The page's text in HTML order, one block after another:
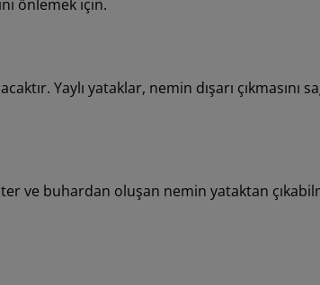
önlemek için.
Yaylı yataklar, nemin dışarı çıkmasını
ve buhardan oluşan nemin yataktan